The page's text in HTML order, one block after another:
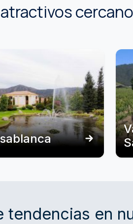
tendencias en